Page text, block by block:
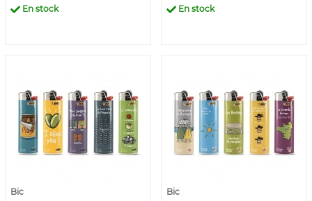
En stock En stock
Bic Bic